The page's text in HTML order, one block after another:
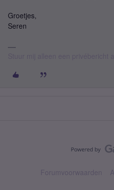
Groetjes,
Seren
Forumvoorwaarden